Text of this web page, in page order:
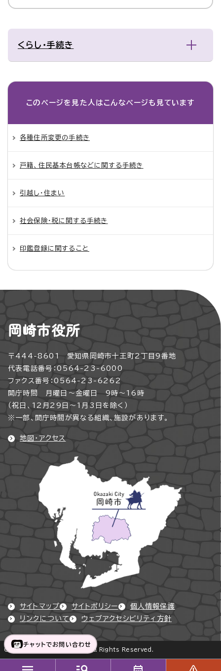
くらし・手続き
このページを見た人は こんなページも見ています
各種住所変更の手続き
戸籍、住民基本台帳などに関する手続き
引越し・住まい
社会保険・税に関する手続き
印鑑登録に関すること
岡崎市役所
〒444-8601 愛知県岡崎市十王町2丁目9番地
代表電話番号：0564-23-6000
ファクス番号：0564-23-6262
開庁時間 月曜日～金曜日 9時～16時
（祝日、12月29日～1月3日を除く）
※一部、開庁時間が異なる組織、施設があります。
地図・アクセス
サイトマップ サイトポリシー
個人情報保護
リンクについて
ウェブアクセシビリティ方針
Copyright © Okazaki City All Rights Reserved.
チャットでお問い合わせ